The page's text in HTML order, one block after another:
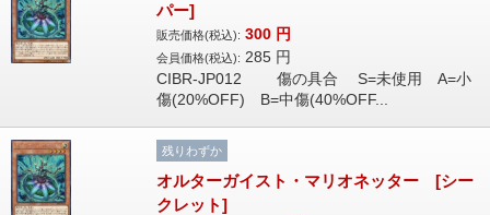
パー]
販売価格(税込): 300 円
会員価格(税込): 285 円
CIBR-JP012 傷の具合 S=未使用 A=小
傷(20%OFF) B=中傷(40%OFF...
残りわずか
オルターガイスト・マリオネッター [シー
クレット]